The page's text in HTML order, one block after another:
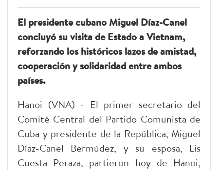
El presidente cubano Miguel Díaz-Canel
concluyó su visita de Estado a Vietnam,
reforzando los históricos lazos de amistad,
cooperación y solidaridad entre ambos
países.
Hanoi (VNA) - El primer secretario del
Comité Central del Partido Comunista de
Cuba y presidente de la República, Miguel
Díaz-Canel Bermúdez, y su esposa, Lis
Cuesta Peraza, partieron hoy de Hanoi,